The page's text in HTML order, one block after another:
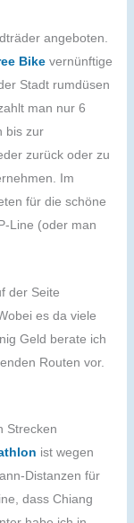
angeboten.
Bikevernünftige
Stadt rumdüsen
man nur 6
bis zur
zurück oder zu
Im
für die schöne
Line (oder man
der Seite
es da viele
Geld berate ich
Routen vor.
Strecken
ist wegen
Distanzen für
dass Chiang